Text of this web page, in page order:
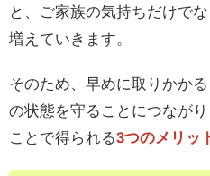
と、ご家族の気持ちだけで
増えていきます。
そのため、早めに取りかか
の状態を守ることにつなが
ことで得られる3つのメリッ